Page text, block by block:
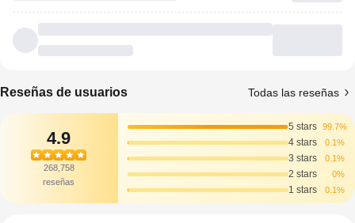
Reseñas de usuarios Todas las reseñas
4.9
268,758
reseñas
5 stars 99.7%
4 stars 0.1%
3 stars 0.1%
2 stars 0%
1 stars 0.1%